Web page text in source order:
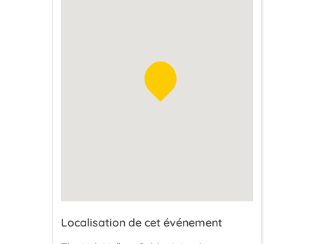
Localisation de cet événement